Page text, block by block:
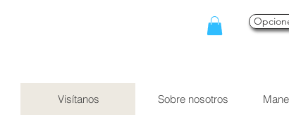
Visítanos Sobre nosotros